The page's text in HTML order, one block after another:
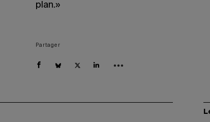
plan.»
Partager